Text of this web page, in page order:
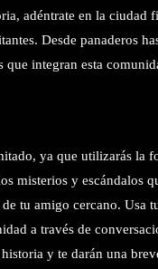
adéntrate en la ciudad
Desde panaderos
que integran esta
ya que utilizarás la
misterios y escándalos
tu amigo cercano. Usa
a través de
y te darán una